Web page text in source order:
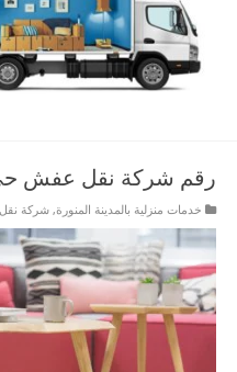
رقم شركة نقل عفش حي
خدمات منزلية بالمدينة المنورة,شركة نقل